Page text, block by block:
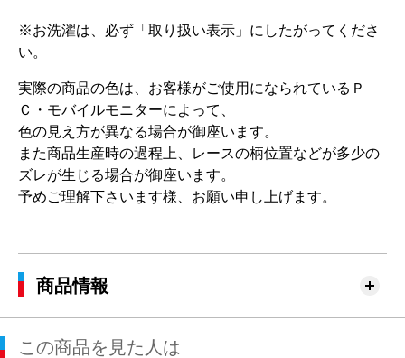
※お洗濯は、必ず「取り扱い表示」にしたがってくださ
い。
実際の商品の色は、お客様がご使用になられているＰ
Ｃ・モバイルモニターによって、
色の見え方が異なる場合が御座います。
また商品生産時の過程上、レースの柄位置などが多少の
ズレが生じる場合が御座います。
予めご理解下さいます様、お願い申し上げます。
商品情報
この商品を見た人は